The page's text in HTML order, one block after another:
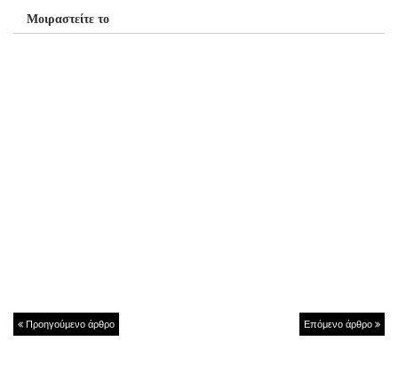
Μοιραστείτε το
Προηγούμενο άρθρο Επόμενο άρθρο